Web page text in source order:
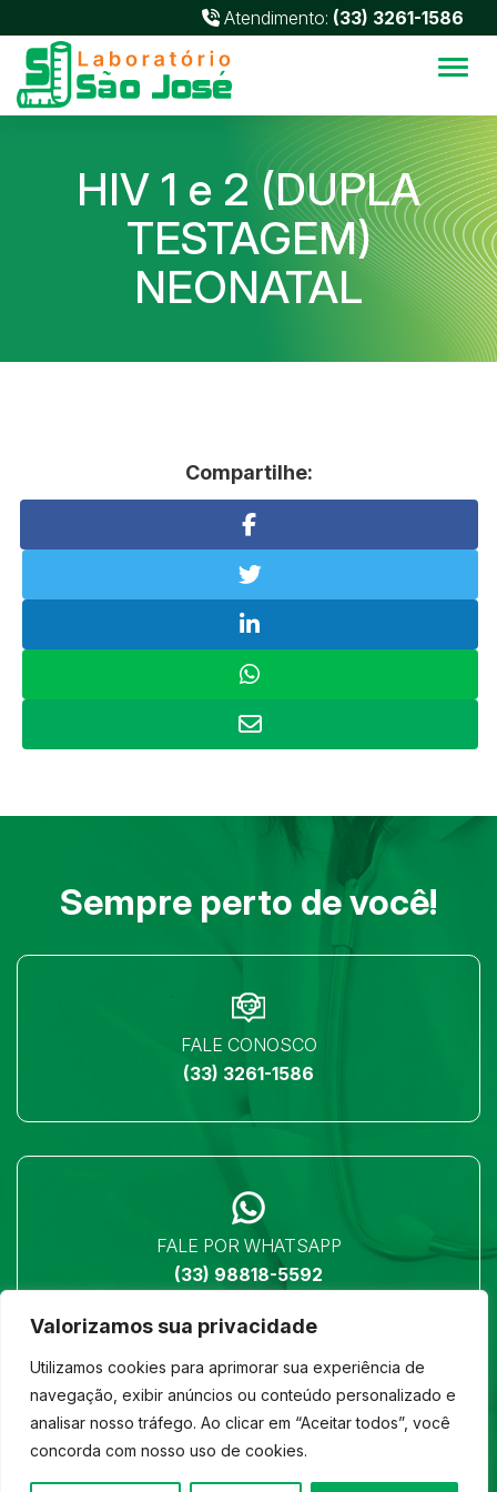
Valorizamos sua privacidade
Utilizamos cookies para aprimorar sua experiência de
navegação, exibir anúncios ou conteúdo personalizado e
analisar nosso tráfego. Ao clicar em “Aceitar todos”, você
concorda com nosso uso de cookies.
Atendimento: (33) 3261-1586
HIV 1 e 2 (DUPLA
TESTAGEM)
NEONATAL
Compartilhe:
Sempre perto de você!
FALE CONOSCO
(33) 3261-1586
FALE POR WHATSAPP
(33) 98818-5592
LOCALIZAÇÃO